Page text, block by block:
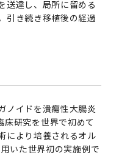
送達し、局所に留める
引き続き移植後の経過
ノイドを潰瘍性大腸炎
研究を世界で初めて
により培養されるオル
いた世界初の実施例で